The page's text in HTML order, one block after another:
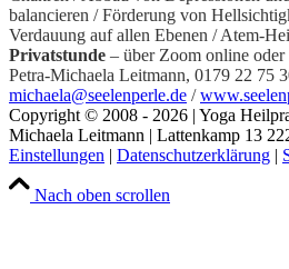
balancieren / Förderung von
Verdauung auf allen Ebenen / Atem-
Privatstunde – über Zoom online oder
Petra-Michaela Leitmann, 0179 22 75
michaela@seelenperle.de /
Copyright © 2008 - 2026 | Yoga
Michaela Leitmann | Lattenkamp 13
Einstellungen | Datenschutzerklärung |
Nach oben scrollen